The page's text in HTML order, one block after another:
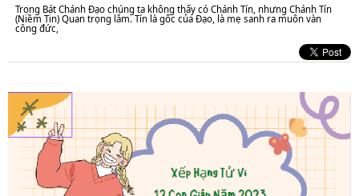
Trong Bát Chánh Đạo chúng ta không thấy có Chánh Tín, nhưng Chánh Tín
(Niềm Tin) Quan trọng lắm. Tín là gốc của Đạo, là mẹ sanh ra muôn vàn
công đức,